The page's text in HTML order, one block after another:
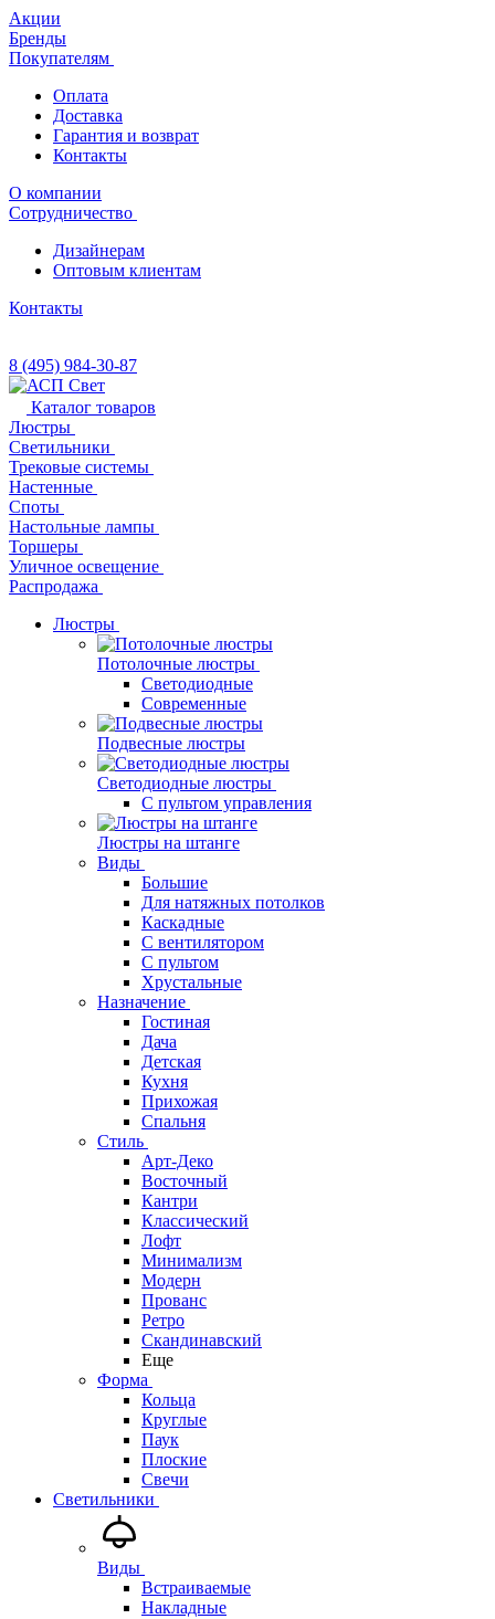
Акции
Бренды
Покупателям
Оплата
Доставка
Гарантия и возврат
Контакты
О компании
Сотрудничество
Дизайнерам
Оптовым клиентам
Контакты
8 (495) 984-30-87
Каталог товаров
Люстры
Светильники
Трековые системы
Настенные
Споты
Настольные лампы
Торшеры
Уличное освещение
Распродажа
Люстры
Потолочные люстры
Светодиодные
Современные
Подвесные люстры
Светодиодные люстры
С пультом управления
Люстры на штанге
Виды
Большие
Для натяжных потолков
Каскадные
С вентилятором
С пультом
Хрустальные
Назначение
Гостиная
Дача
Детская
Кухня
Прихожая
Спальня
Стиль
Арт-Деко
Восточный
Кантри
Классический
Лофт
Минимализм
Модерн
Прованс
Ретро
Скандинавский
Еще
Форма
Кольца
Круглые
Паук
Плоские
Свечи
Светильники
Виды
Встраиваемые
Накладные